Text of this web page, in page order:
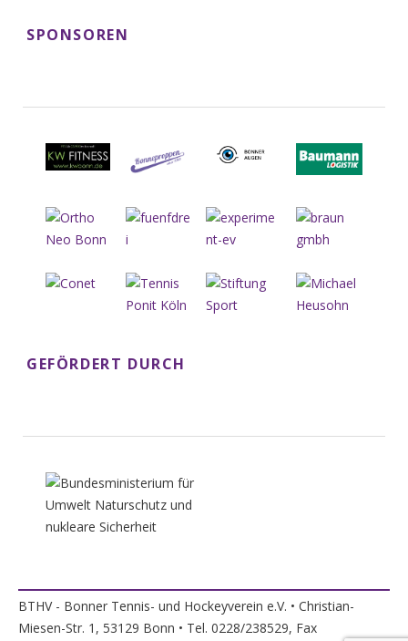
SPONSOREN
GEFÖRDERT DURCH
BTHV - Bonner Tennis- und Hockeyverein e.V. • Christian-
Miesen-Str. 1, 53129 Bonn • Tel. 0228/238529, Fax